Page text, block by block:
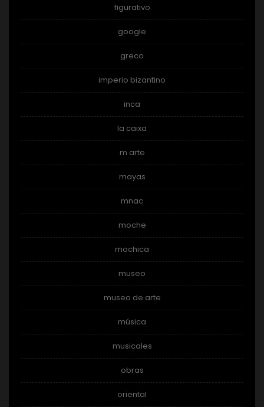
figurativo
google
greco
imperio bizantino
inca
la caixa
m arte
mayas
mnac
moche
mochica
museo
museo de arte
música
musicales
obras
oriental